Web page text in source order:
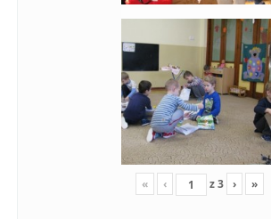
« ‹ z3 › »